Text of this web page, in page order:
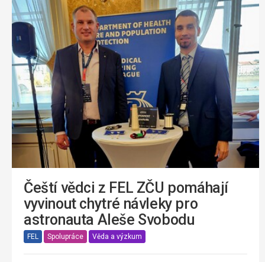
Čeští vědci z FEL ZČU pomáhají
vyvinout chytré návleky pro
astronauta Aleše Svobodu
FEL Spolupráce Věda a výzkum